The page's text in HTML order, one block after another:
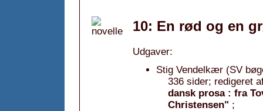
10: En rød og en
Udgaver:
Stig Vendelkær (SV
336 sider; redigeret
dansk prosa : fra
Christensen" ;